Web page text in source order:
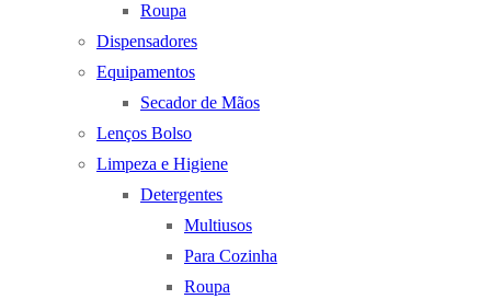
Roupa
Dispensadores
Equipamentos
Secador de Mãos
Lenços Bolso
Limpeza e Higiene
Detergentes
Multiusos
Para Cozinha
Roupa